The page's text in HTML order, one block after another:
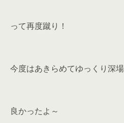
って再度蹴り！
今度はあきらめてゆっくり深
良かったよ～